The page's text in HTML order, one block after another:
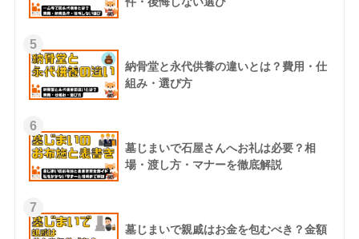
5
納骨堂と永代供養の違いとは？費用・仕
組み・選び方
6
墓じまいで石屋さんへお礼は必要？相
場・渡し方・マナーを徹底解説
7
墓じまいで親戚はお金を包むべき？金額